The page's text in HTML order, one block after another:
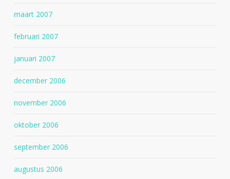
maart 2007
februari 2007
januari 2007
december 2006
november 2006
oktober 2006
september 2006
augustus 2006